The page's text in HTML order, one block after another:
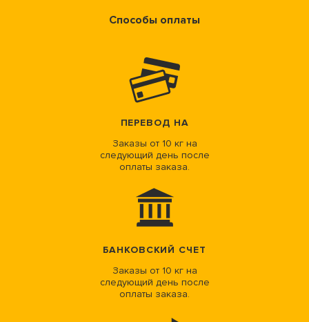
Способы оплаты
ПЕРЕВОД НА
Заказы от 10 кг на
следующий день после
оплаты заказа.
БАНКОВСКИЙ СЧЕТ
Заказы от 10 кг на
следующий день после
оплаты заказа.